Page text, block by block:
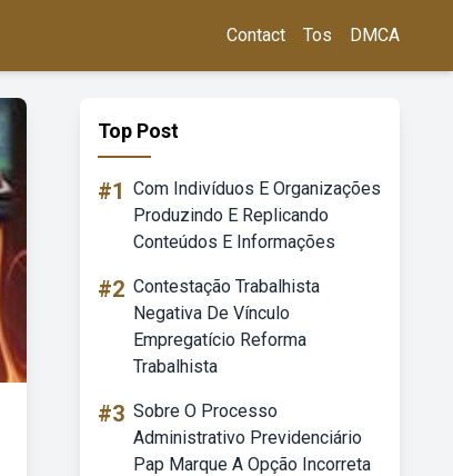
Contact Tos DMCA
Top Post
#1 Com Indivíduos E Organizações
Produzindo E Replicando
Conteúdos E Informações
#2 Contestação Trabalhista
Negativa De Vínculo
Empregatício Reforma
Trabalhista
#3 Sobre O Processo
Administrativo Previdenciário
Pap Marque A Opção Incorreta